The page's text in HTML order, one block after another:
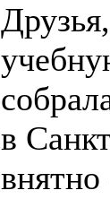
в
внятно